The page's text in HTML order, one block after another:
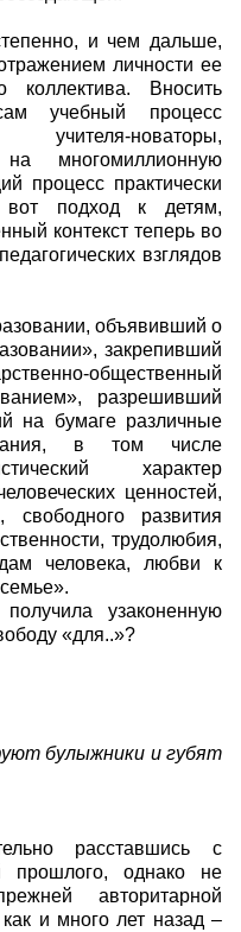
и чем дальше,
личности ее
коллектива. Вносить
учебный процесс
новаторы,
многомиллионную
процесс практически
вот подход к детям,
контекст теперь во
взглядов
объявивший о
закрепивший
общественный
разрешивший
на бумаге различные
в том числе
характер
ценностей,
развития
трудолюбия,
человека, любви к
узаконенную
«для..»?
булыжники и губят
расставшись с
прошлого, однако не
авторитарной
и много лет назад –